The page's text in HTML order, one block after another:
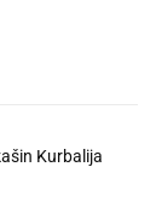
Kurbalija